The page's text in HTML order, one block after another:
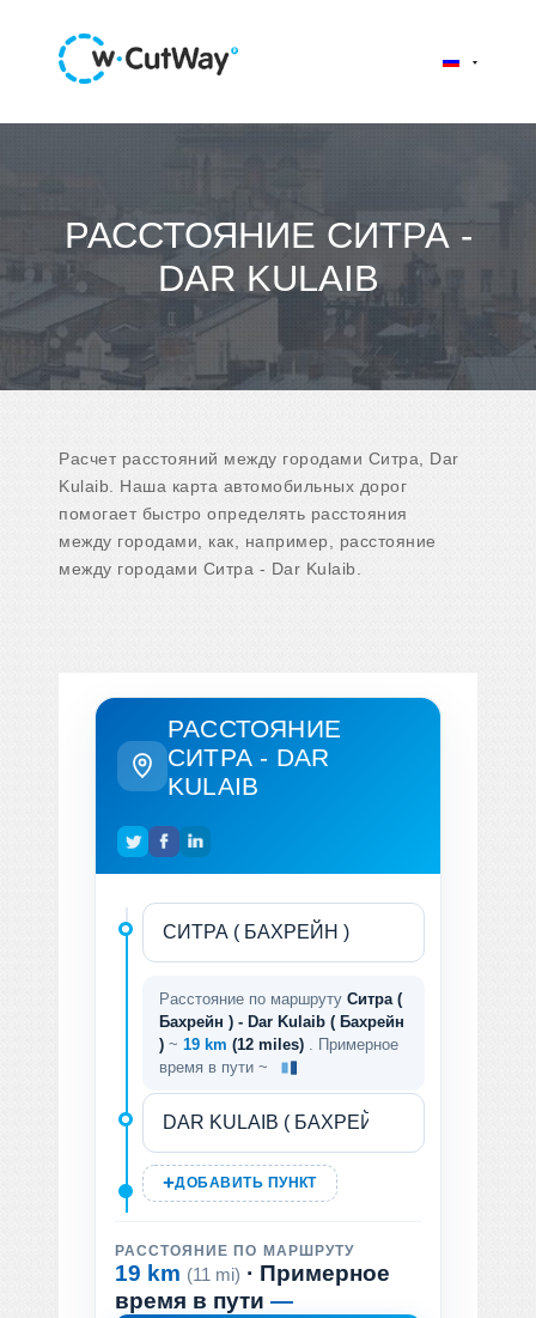
РАССТОЯНИЕ СИТРА -
DAR KULAIB
Расчет расстояний между городами Ситра, Dar
Kulaib. Наша карта автомобильных дорог
помогает быстро определять расстояния
между городами, как, например, расстояние
между городами Ситра - Dar Kulaib.
РАССТОЯНИЕ
СИТРА - DAR
KULAIB
Расстояние по маршруту Ситра (
Бахрейн ) - Dar Kulaib ( Бахрейн
) ~ 19 km (12 miles)
. Примерное
время в пути ~
ДОБАВИТЬ ПУНКТ
РАССТОЯНИЕ ПО МАРШРУТУ
19 km (11 mi) · Примерное
время в пути —